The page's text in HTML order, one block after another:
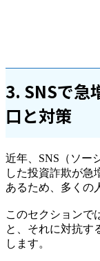
3. SNSで急
口と対策
近年、SNS（ソー
した投資詐欺が急
あるため、多くの
このセクションで
と、それに対抗す
します。